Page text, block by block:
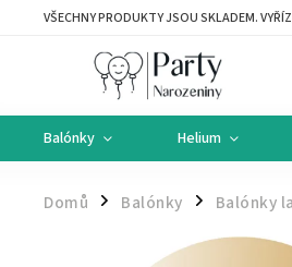
VŠECHNY PRODUKTY JSOU SKLADEM.
Balónky Helium
Domů / Balónky / Balónky